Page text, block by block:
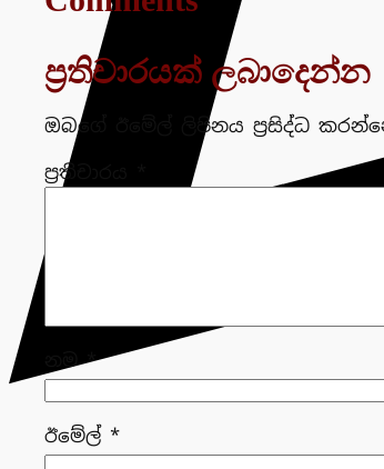
ප්‍රතිචාරයක් ලබාදෙන්න
ඔබගේ ඊමේල් ලිපිනය ප්‍රසිද්ධ
ප්‍රතිචාරය
නම*
ඊමේල් *